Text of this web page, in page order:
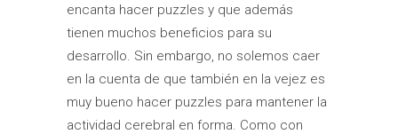
encanta hacer puzzles y que además
tienen muchos beneficios para su
desarrollo. Sin embargo, no solemos caer
en la cuenta de que también en la vejez es
muy bueno hacer puzzles para mantener la
actividad cerebral en forma. Como con